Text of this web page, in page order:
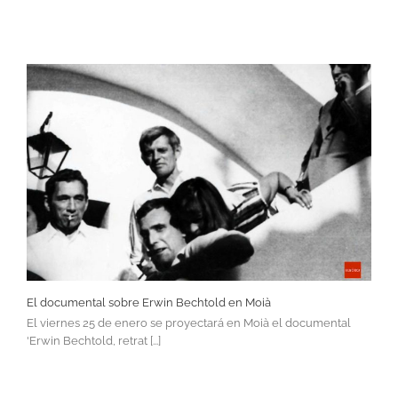
El documental sobre Erwin Bechtold en Moià
El viernes 25 de enero se proyectará en Moià el documental
'Erwin Bechtold, retrat [...]